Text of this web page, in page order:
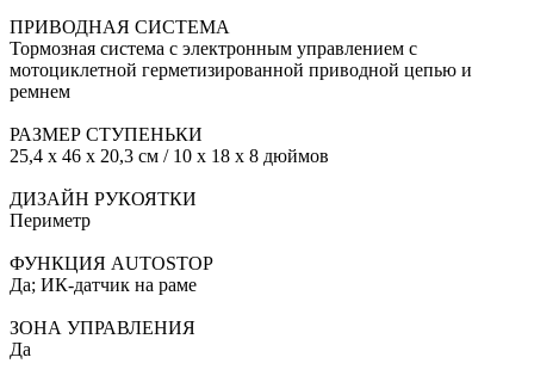
ПРИВОДНАЯ СИСТЕМА
Тормозная система с электронным управлением с
мотоциклетной герметизированной приводной цепью и
ремнем
РАЗМЕР СТУПЕНЬКИ
25,4 x 46 x 20,3 см / 10 x 18 x 8 дюймов
ДИЗАЙН РУКОЯТКИ
Периметр
ФУНКЦИЯ AUTOSTOP
Да; ИК-датчик на раме
ЗОНА УПРАВЛЕНИЯ
Да